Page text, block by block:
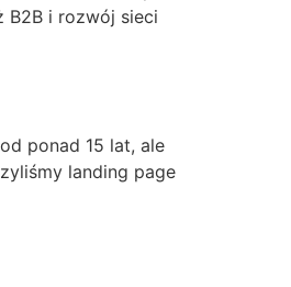
B2B i rozwój sieci
ponad 15 lat, ale
landing page